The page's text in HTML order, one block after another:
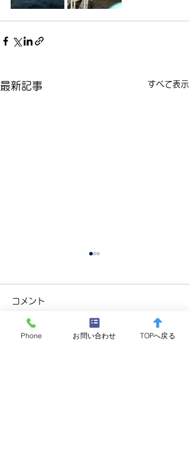
最新記事 すべて表示
コメント
Phone お問い合わせ TOPへ戻る